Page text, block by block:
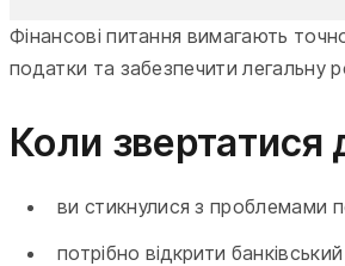
Фінансові питання вимагають
податки та забезпечити легальну
Коли звертатися
ви стикнулися з проблемами
потрібно відкрити